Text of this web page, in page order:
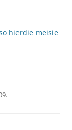
hierdie meisie
.